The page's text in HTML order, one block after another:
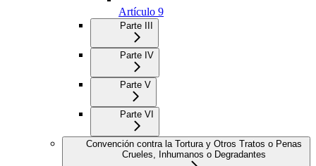
Artículo 9
Parte III
Parte IV
Parte V
Parte VI
Convención contra la Tortura y Otros Tratos o Penas
Crueles, Inhumanos o Degradantes